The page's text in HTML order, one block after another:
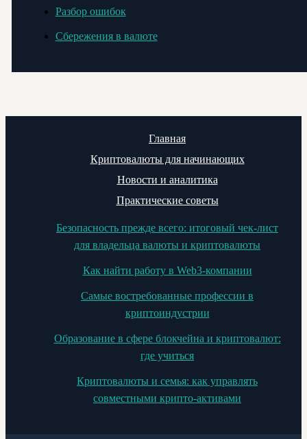
Разбор ошибок
Сбережения в валюте
Главная
Криптовалюты для начинающих
Новости и аналитика
Практические советы
Безопасность прежде всего: итоговый чек-лист
для владельца валюты и криптовалюты
Как найти работу в Web3-компании
Самые востребованные профессии в
криптоиндустрии
Образование в сфере блокчейна и криптовалют:
где учиться
Криптовалюты и семья: как управлять
совместными крипто-активами